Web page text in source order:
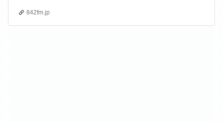
842fm.jp